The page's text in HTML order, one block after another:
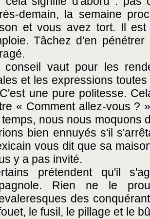
demain, la semaine
et vous avez tort. Il
Tâchez d'en
conseil vaut pour les
et les expressions
une pure politesse.
« Comment allez-vous ?
temps, nous nous moquons
bien ennuyés s'il
vous dit que sa
y a pas invité.
prétendent qu'il
Rien ne le
des
le fusil, le pillage et le